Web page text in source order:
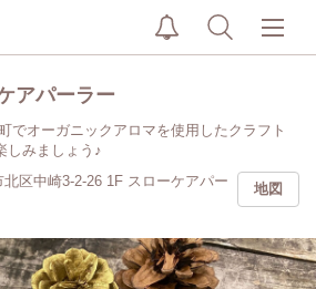
アパーラー
でオーガニックアロマを使用したクラフト
しみましょう♪
北区中崎3-2-26 1F スローケアパー
地図